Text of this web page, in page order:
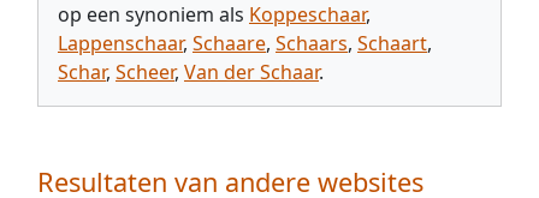
op een synoniem als Koppeschaar,
Lappenschaar, Schaare, Schaars, Schaart,
Schar, Scheer, Van der Schaar.
Resultaten van andere websites